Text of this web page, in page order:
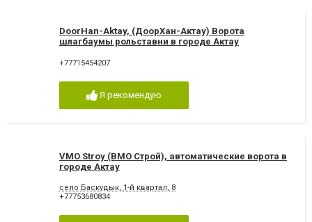
DoorHan-Aktay, (ДоорХан-Актау) Ворота
шлагбаумы рольставни в городе Актау
+77715454207
Я рекомендую
VMO Stroy (ВМО Строй), ​автоматические ворота в
городе Актау
село Баскудык, ​1-й квартал, 8
+77753680834